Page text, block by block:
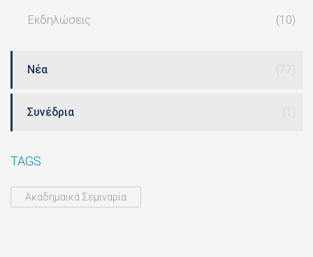
Εκδηλώσεις (10)
Νέα (77)
Συνέδρια (1)
TAGS
Ακαδημαϊκά Σεμιναρία